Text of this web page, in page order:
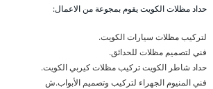
حداد مظلات الكويت يقوم بمجوعة من الاعمال:
لتركيب مظلات سيارات الكويت.
فني لتصميم مظلات للحدائق.
حداد شاطر الكويت تركيب مظلات كيربي الكويت.
فني المنيوم الجهراء لتركيب وتصميم الأبواب.ش